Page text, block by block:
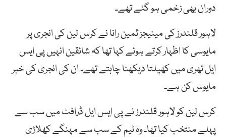
دوران بھی زخمی ہو گئے تھے۔
لاہور قلندرز کی مینیجز ثمین رانا نے کرس لین کی انجری پر
مایوسی کا اظہار کرتے ہوئے کہا تھا کہ شائقین انہیں پی ایس
ایل تھری میں کھیلتا دیکھنا چاہتے تھے۔ ان کی انجری کی خبر
مایوس کن ہے۔
کرس لین کو لاہور قلندرز نے پی ایس ایل ڈرافٹ میں سب سے
پہلے منتخب کیا تھا۔ وہ ٹیم کے سب سے مہنگے کھلاڑی